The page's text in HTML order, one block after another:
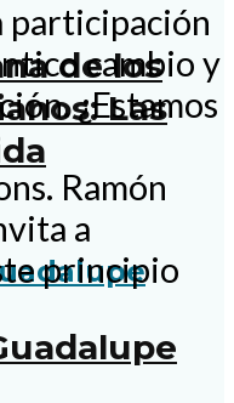
de los
Las
participación
cambio y
¿Estamos
Ramón
a
principio